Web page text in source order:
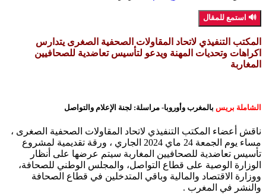
🔊 استمع للمقال
المكتب التنفيذي لاتحاد المقاولات الصحفية الصغرى يتدارس
اكراهات وتحديات المهنة ويدعو لتأسيس تعاضدية للصحافيين
المغاربة
الشاملة بريس بالمغرب وأوروبا- مراسلة: لجنة الإعلام والتواصل
ناقش أعضاء المكتب التنفيذي لاتحاد المقاولات الصحفية الصغرى ،
مساء يوم الجمعة 24 ماي 2024 الجاري ، ورقة تقديمية لمشروع
تأسيس تعاضدية للصحافيين المغاربة سيتم عرضها على أنظار
الوزارة الوصية على قطاع التواصل، والمجلس الوطني للصحافة،
ووزارة الاقتصاد والمالية وباقي المتدخلين في قطاع الصحافة
والنشر في المغرب .